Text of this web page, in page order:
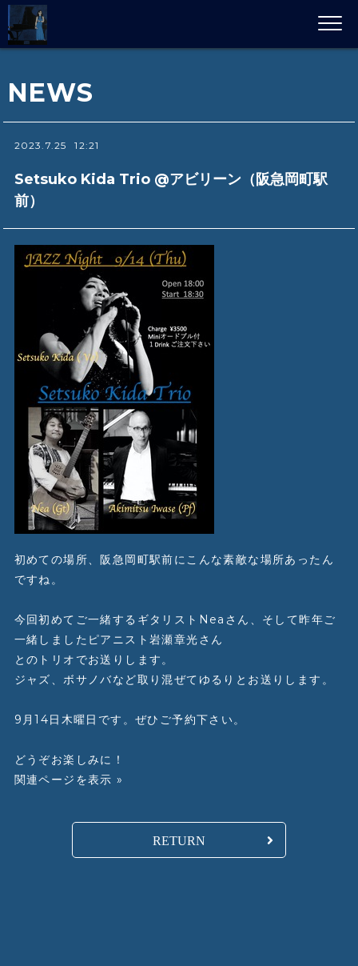
NEWS
2023.7.25 12:21
Setsuko Kida Trio @アビリーン（阪急岡町駅
前）
初めての場所、阪急岡町駅前にこんな素敵な場所あったん
ですね。
今回初めてご一緒するギタリストNeaさん、そして昨年ご
一緒しましたピアニスト岩瀬章光さん
とのトリオでお送りします。
ジャズ、ボサノバなど取り混ぜてゆるりとお送りします。
9月14日木曜日です。ぜひご予約下さい。
どうぞお楽しみに！
関連ページを表示 »
RETURN